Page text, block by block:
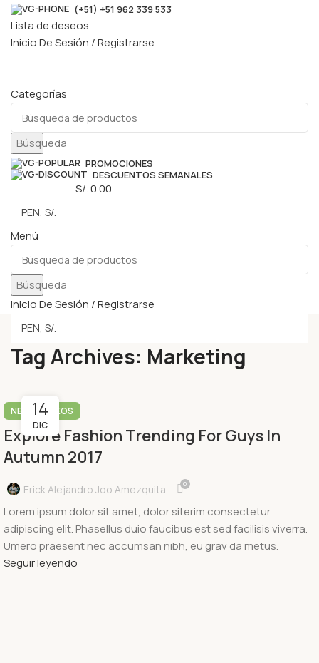
(+51) +51 962 339 533
Lista de deseos
Inicio De Sesión / Registrarse
Categorías
Búsqueda
PROMOCIONES
DESCUENTOS SEMANALES
S/.0.00
Menú
Búsqueda
Inicio De Sesión / Registrarse
Tag Archives: Marketing
14
DIC
NEWS ,VIDEOS
Explore Fashion Trending For Guys In
Autumn 2017
Erick Alejandro Joo Amezquita 0
Lorem ipsum dolor sit amet, dolor siterim consectetur
adipiscing elit. Phasellus duio faucibus est sed facilisis viverra.
Umero praesent nec accumsan nibh, eu grav da metus.
Seguir leyendo